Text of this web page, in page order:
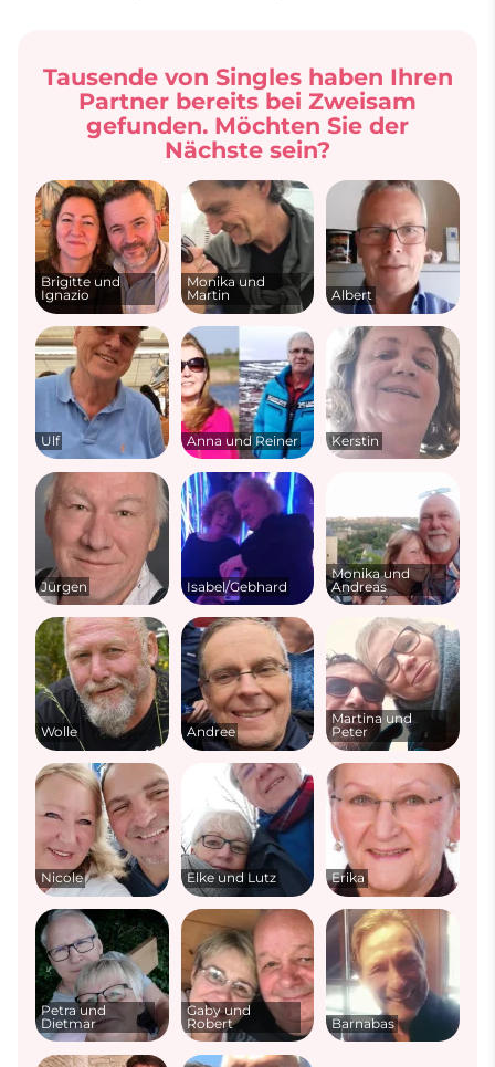
Tausende von Singles haben Ihren
Partner bereits bei Zweisam
gefunden. Möchten Sie der
Nächste sein?
Brigitte und
Ignazio
Monika und
Martin
Albert
Ulf Anna und Reiner Kerstin
Jürgen Isabel/Gebhard
Monika und
Andreas
Wolle Andree
Martina und
Peter
Nicole Elke und Lutz Erika
Petra und
Dietmar
Gaby und
Robert
Barnabas